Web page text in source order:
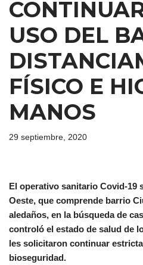
USO DEL
FÍSICO E
MANOS
29 septiembre, 2020
El operativo sanitario Covid-19
Oeste, que comprende barrio
aledaños, en la búsqueda de
controló el estado de salud de
les solicitaron continuar
bioseguridad.